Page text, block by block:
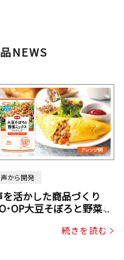
NEWS
声から開発
を活かした商品づくり
･OP大豆そぼろと野菜ミ
じん・コーン入り）続きを読む